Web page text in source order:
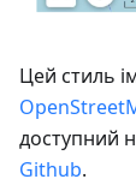
Цей стиль
доступний
Github.